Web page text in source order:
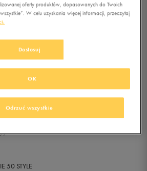
1/4
)
50 STYLE
oferty produktów, dopasowanych do Twoich
W celu uzyskania więcej informacji, przeczytaj
Dostosuj
Odrzuć wszystkie
OK